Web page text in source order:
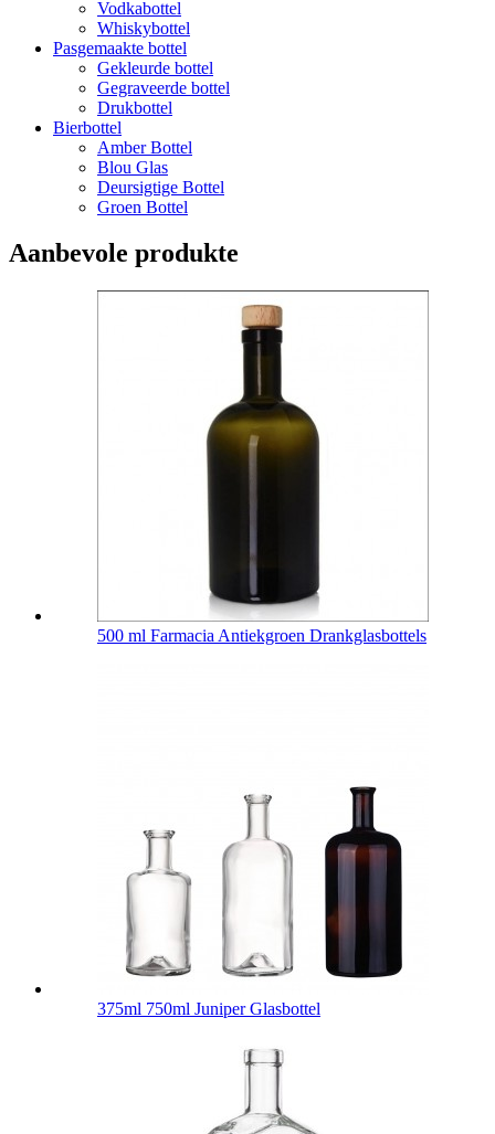
Vodkabottel
Whiskybottel
Pasgemaakte bottel
Gekleurde bottel
Gegraveerde bottel
Drukbottel
Bierbottel
Amber Bottel
Blou Glas
Deursigtige Bottel
Groen Bottel
Aanbevole produkte
500 ml Farmacia Antiekgroen Drankglasbottels
375ml 750ml Juniper Glasbottel